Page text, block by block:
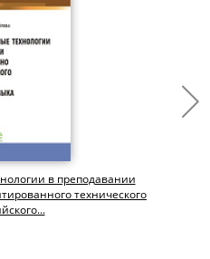
в преподавании
технического